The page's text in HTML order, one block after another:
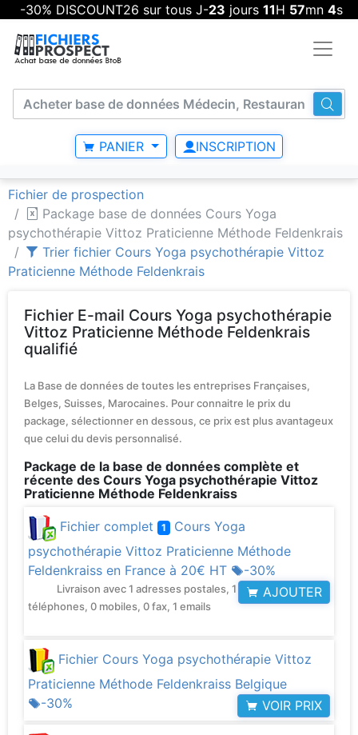
-30% DISCOUNT26 sur tous J-23 jours 11H 57mn 3s
PANIER INSCRIPTION
Fichier de prospection
Package base de données Cours Yoga
psychothérapie Vittoz Praticienne Méthode Feldenkrais
Trier fichier Cours Yoga psychothérapie Vittoz
Praticienne Méthode Feldenkrais
Fichier E-mail Cours Yoga psychothérapie
Vittoz Praticienne Méthode Feldenkrais
qualifié
La Base de données de toutes les entreprises Françaises,
Belges, Suisses, Marocaines. Pour connaitre le prix du
package, sélectionner en dessous, ce prix est plus avantageux
que celui du devis personnalisé.
Package de la base de données complète et
récente des Cours Yoga psychothérapie Vittoz
Praticienne Méthode Feldenkraiss
Fichier complet 1 Cours Yoga
psychothérapie Vittoz Praticienne Méthode
Feldenkraiss en France à 20€ HT
-30%
AJOUTER
Livraison avec 1 adresses postales, 1
téléphones, 0 mobiles, 0 fax, 1 emails
Fichier Cours Yoga psychothérapie Vittoz
Praticienne Méthode Feldenkraiss Belgique
-30%
VOIR PRIX